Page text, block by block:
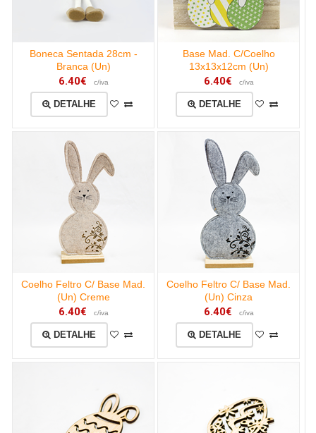
Boneca Sentada 28cm -
Branca (Un)
6.40€ c/iva
DETALHE
Base Mad. C/Coelho
13x13x12cm (Un)
6.40€ c/iva
DETALHE
Coelho Feltro C/ Base Mad.
(Un) Creme
6.40€ c/iva
DETALHE
Coelho Feltro C/ Base Mad.
(Un) Cinza
6.40€ c/iva
DETALHE